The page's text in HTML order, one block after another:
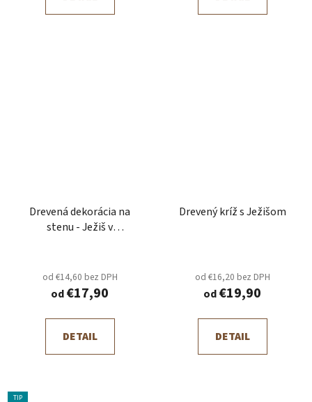
Drevená dekorácia na
stenu - Ježiš v
od €14,60 bez DPH
od€17,90
DETAIL
Drevený kríž s Ježišom
od €16,20 bez DPH
od€19,90
DETAIL
TIP